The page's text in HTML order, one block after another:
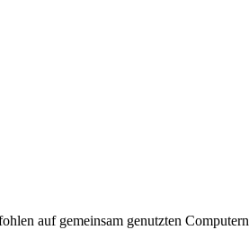
auf gemeinsam genutzten Computern